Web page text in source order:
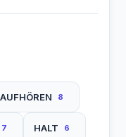
AUFHÖREN 8
7 HALT 6